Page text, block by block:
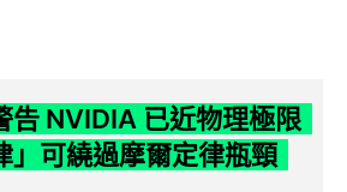
告 NVIDIA 已近物理極限
」可繞過摩爾定律瓶頸